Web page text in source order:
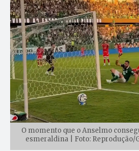
O momento que o Anselmo
esmeraldina | Foto: Reprodução/